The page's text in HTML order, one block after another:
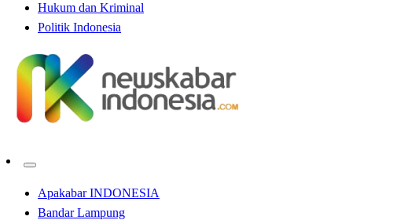
Hukum dan Kriminal
Politik Indonesia
Apakabar INDONESIA
Bandar Lampung